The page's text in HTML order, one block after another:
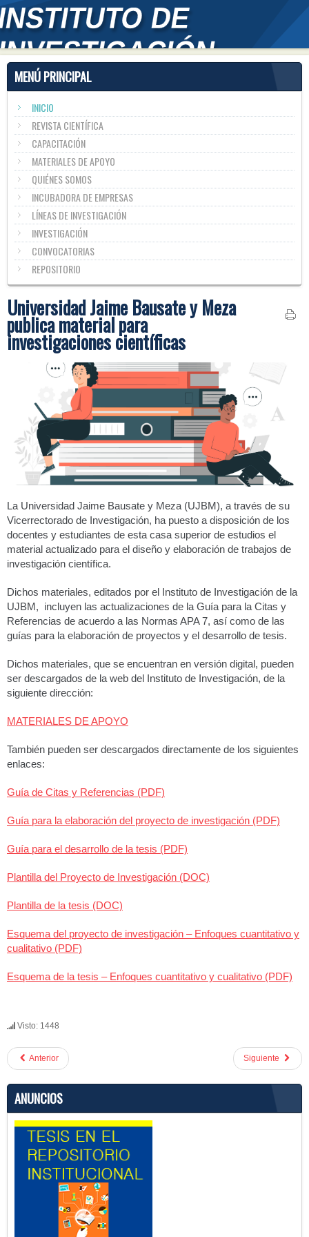
MENÚ PRINCIPAL
INICIO
REVISTA CIENTÍFICA
CAPACITACIÓN
MATERIALES DE APOYO
QUIÉNES SOMOS
INCUBADORA DE EMPRESAS
LÍNEAS DE INVESTIGACIÓN
INVESTIGACIÓN
CONVOCATORIAS
REPOSITORIO
Universidad Jaime Bausate y Meza
publica material para
investigaciones científicas
La Universidad Jaime Bausate y Meza (UJBM), a través de su
Vicerrectorado de Investigación, ha puesto a disposición de los
docentes y estudiantes de esta casa superior de estudios el
material actualizado para el diseño y elaboración de trabajos de
investigación científica.
Dichos materiales, editados por el Instituto de Investigación de la
UJBM, incluyen las actualizaciones de la Guía para la Citas y
Referencias de acuerdo a las Normas APA 7, así como de las
guías para la elaboración de proyectos y el desarrollo de tesis.
Dichos materiales, que se encuentran en versión digital, pueden
ser descargados de la web del Instituto de Investigación, de la
siguiente dirección:
MATERIALES DE APOYO
También pueden ser descargados directamente de los siguientes
enlaces:
Guía de Citas y Referencias (PDF)
Guía para la elaboración del proyecto de investigación (PDF)
Guía para el desarrollo de la tesis (PDF)
Plantilla del Proyecto de Investigación (DOC)
Plantilla de la tesis (DOC)
Esquema del proyecto de investigación – Enfoques cuantitativo y
cualitativo (PDF)
Esquema de la tesis – Enfoques cuantitativo y cualitativo (PDF)
Visto: 1448
Anterior Siguiente
ANUNCIOS